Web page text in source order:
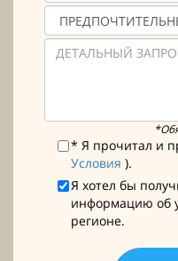
* Я прочитал и
Условия ).
Я хотел бы
информацию об
регионе.